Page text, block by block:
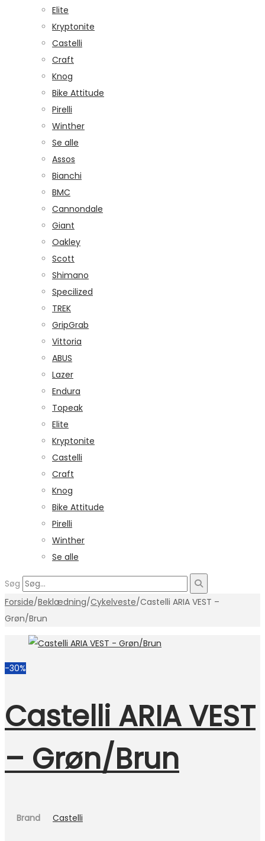
Elite
Kryptonite
Castelli
Craft
Knog
Bike Attitude
Pirelli
Winther
Se alle
Assos
Bianchi
BMC
Cannondale
Giant
Oakley
Scott
Shimano
Specilized
TREK
GripGrab
Vittoria
ABUS
Lazer
Endura
Topeak
Elite
Kryptonite
Castelli
Craft
Knog
Bike Attitude
Pirelli
Winther
Se alle
Søg
Forside/Beklædning/Cykelveste/Castelli ARIA VEST –
Grøn/Brun
-30%
Castelli ARIA VEST
– Grøn/Brun
Brand Castelli